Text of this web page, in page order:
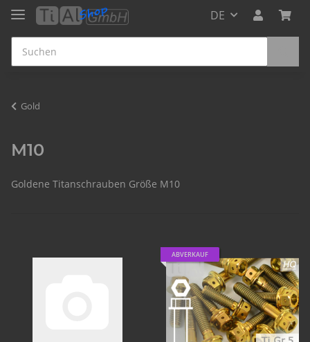
DE
Gold
M10
Goldene Titanschrauben Größe M10
ABVERKAUF